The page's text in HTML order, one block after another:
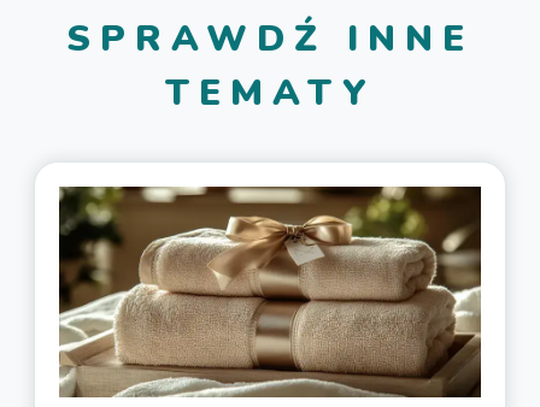
SPRAWDŹ INNE
TEMATY